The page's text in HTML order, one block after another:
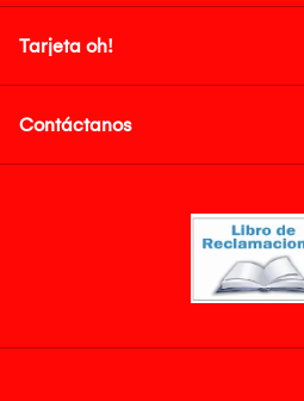
Tarjeta oh!
Contáctanos